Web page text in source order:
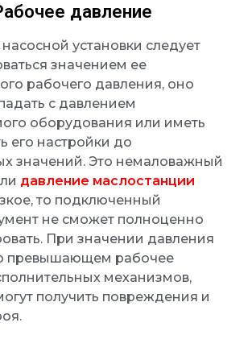
давление
установки следует
значением ее
рабочего давления, оно
с давлением
оборудования или иметь
его настройки до
значений. Это немаловажный
давление маслостанции
то подключенный
не сможет полноценно
При значении давления
превышающем рабочее
механизмов,
получить повреждения и